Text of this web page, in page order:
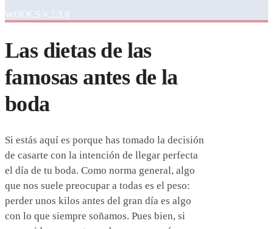
WOOCS v.2.3.8
Las dietas de las
famosas antes de la
boda
Si estás aquí es porque has tomado la decisión
de casarte con la intención de llegar perfecta
el día de tu boda. Como norma general, algo
que nos suele preocupar a todas es el peso:
perder unos kilos antes del gran día es algo
con lo que siempre soñamos. Pues bien, si